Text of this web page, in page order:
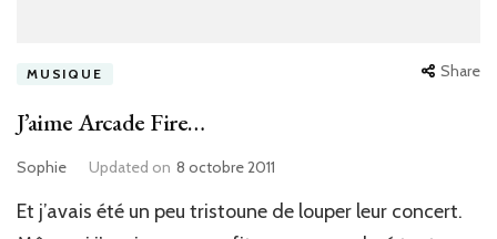
MUSIQUE Share
J’aime Arcade Fire…
Sophie Updated on 8 octobre 2011
Et j’avais été un peu tristoune de louper leur concert.